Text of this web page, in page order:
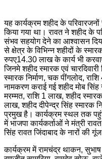
यह कार्यक्रम शहीद के परिवारजनों
किया गया था। रावत ने शहीद के
संभव सहयोग देने का आश्वासन
से क्षेत्र के विभिन्न शहीदों के
रुपए14.30 लाख के कार्य भी
जिनमे शहीद स्मारक एवं चारदिवारी
स्मारक निर्माण, चक पींगलोद,
नामकरण कराई गई शहीद मोब सिंह
मरम्मत, राशि 1 लाख, शहीद स्मारक
लाख, शहीद दीपेन्द्र सिंह स्मारक
प्रमुख है। कार्यक्रम स्थल तक
में भाजपा कार्यकर्ताओं ने मंत्री
सिंह रावत जिंदाबाद के नारों की
कार्यक्रम में रामचंद्र थाकन,